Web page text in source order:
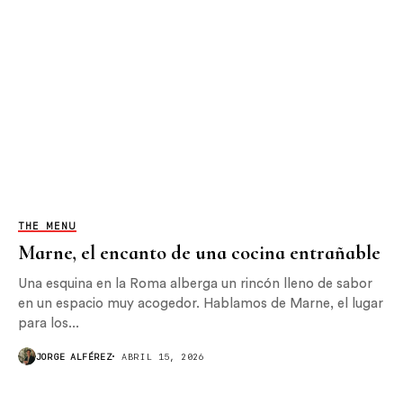
THE MENU
Marne, el encanto de una cocina entrañable
Una esquina en la Roma alberga un rincón lleno de sabor
en un espacio muy acogedor. Hablamos de Marne, el lugar
para los...
JORGE ALFÉREZ ABRIL 15, 2026